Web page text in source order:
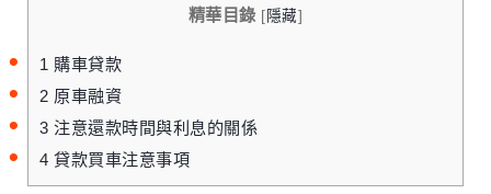
精華目錄 [ 隱藏]
1 購車貸款
2 原車融資
3 注意還款時間與利息的關係
4 貸款買車注意事項